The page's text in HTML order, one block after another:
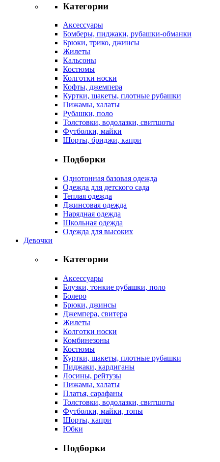
Категории
Аксессуары
Бомберы, пиджаки, рубашки-обманки
Брюки, трико, джинсы
Жилеты
Кальсоны
Костюмы
Колготки носки
Кофты, джемпера
Куртки, шакеты, плотные рубашки
Пижамы, халаты
Рубашки, поло
Толстовки, водолазки, свитшоты
Футболки, майки
Шорты, бриджи, капри
Подборки
Однотонная базовая одежда
Одежда для детского сада
Теплая одежда
Джинсовая одежда
Нарядная одежда
Школьная одежда
Одежда для высоких
Девочки
Категории
Аксессуары
Блузки, тонкие рубашки, поло
Болеро
Брюки, джинсы
Джемпера, свитера
Жилеты
Колготки носки
Комбинезоны
Костюмы
Куртки, шакеты, плотные рубашки
Пиджаки, кардиганы
Лосины, рейтузы
Пижамы, халаты
Платья, сарафаны
Толстовки, водолазки, свитшоты
Футболки, майки, топы
Шорты, капри
Юбки
Подборки